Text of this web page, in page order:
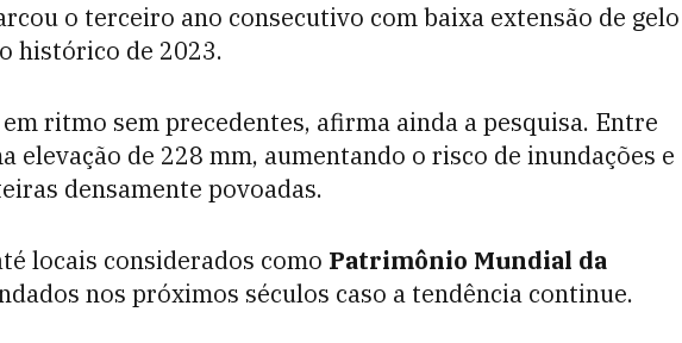
o terceiro ano consecutivo com baixa extensão de gelo
histórico de 2023.
ritmo sem precedentes, afirma ainda a pesquisa. Entre
elevação de 228 mm, aumentando o risco de inundações e
densamente povoadas.
locais considerados como Patrimônio Mundial da
nos próximos séculos caso a tendência continue.